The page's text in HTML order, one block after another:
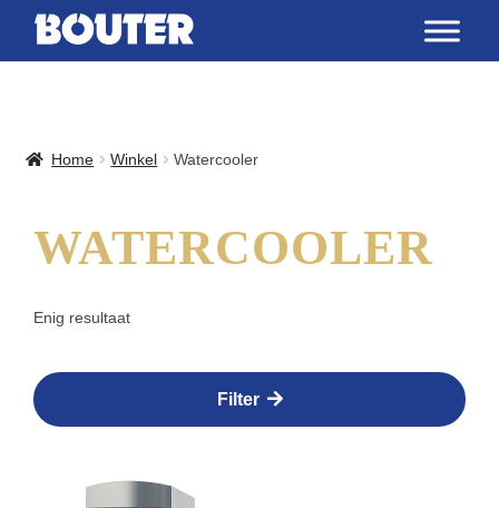
Home Winkel Watercooler
WATERCOOLER
Enig resultaat
Filter